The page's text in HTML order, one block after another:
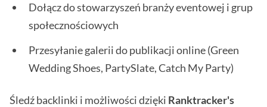
Dołącz do stowarzyszeń branży eventowej i grup
społecznościowych
Przesyłanie galerii do publikacji online (Green
Wedding Shoes, PartySlate, Catch My Party)
Śledź backlinki i możliwości dzięki Ranktracker's